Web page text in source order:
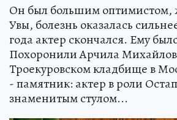
Он был большим оптимистом,
Увы, болезнь оказалась
года актер скончался. Ему
Похоронили Арчила
Троекуровском кладбище в
- памятник: актер в роли
знаменитым стулом...